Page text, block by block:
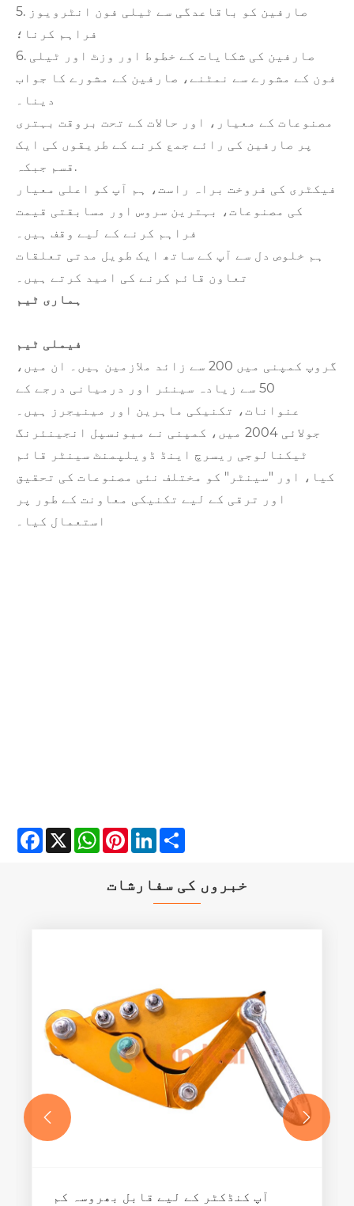
5. صارفین کو باقاعدگی سے ٹیلی فون انٹرویوز
فراہم کرنا؛
6. صارفین کی شکایات کے خطوط اور وزٹ اور ٹیلی
فون کے مشورے سے نمٹنے، صارفین کے مشورے کا جواب
دینا۔
مصنوعات کے معیار، اور حالات کے تحت بروقت بہتری
پر صارفین کی رائے جمع کرنے کے طریقوں کی ایک
قسم جبکہ.
فیکٹری کی فروخت براہ راست، ہم آپ کو اعلی معیار
کی مصنوعات، بہترین سروس اور مسابقتی قیمت
فراہم کرنے کے لیے وقف ہیں۔
ہم خلوص دل سے آپ کے ساتھ ایک طویل مدتی تعلقات
تعاون قائم کرنے کی امید کرتے ہیں۔
فیملی ٹیم
گروپ کمپنی میں 200 سے زائد ملازمین ہیں۔ ان میں،
50 سے زیادہ سینئر اور درمیانی درجے کے
عنوانات، تکنیکی ماہرین اور مینیجرز ہیں۔
جولائی 2004 میں، کمپنی نے میونسپل انجینئرنگ
ٹیکنالوجی ریسرچ اینڈ ڈویلپمنٹ سینٹر قائم
کیا، اور "سینٹر" کو مختلف نئی مصنوعات کی تحقیق
اور ترقی کے لیے تکنیکی معاونت کے طور پر
استعمال کیا۔
Facebook
X WhatsAppPinterestLinkedIn
خبروں کی سفارشات
آپ کنڈکٹر کے لیے قابل بھروسہ کم
 